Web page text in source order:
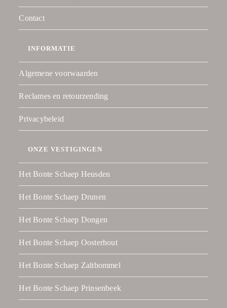
Contact
INFORMATIE
Algemene voorwaarden
Reclames en retourzending
Privacybeleid
ONZE VESTIGINGEN
Het Bonte Schaep Heusden
Het Bonte Schaep Drunen
Het Bonte Schaep Dongen
Het Bonte Schaep Oosterhout
Het Bonte Schaep Zaltbommel
Het Bonte Schaep Prinsenbeek